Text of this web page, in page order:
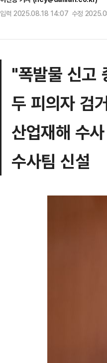
입력 2025.08.18 14:07 수정
"폭발물 신고
두 피의자 검
산업재해 수
수사팀 신설